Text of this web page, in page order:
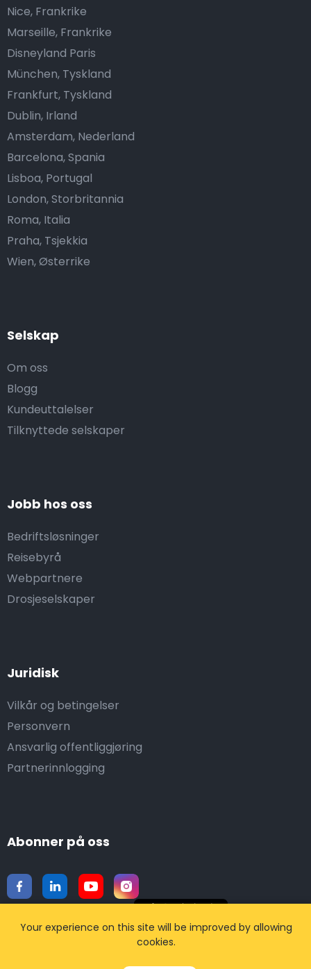
Selskap
Om oss
Blogg
Kundeuttalelser
Tilknyttede selskaper
Jobb hos oss
Bedriftsløsninger
Reisebyrå
Webpartnere
Drosjeselskaper
Juridisk
Vilkår og betingelser
Personvern
Ansvarlig offentliggjøring
Partnerinnlogging
Nice, Frankrike
Marseille, Frankrike
Disneyland Paris
München, Tyskland
Frankfurt, Tyskland
Dublin, Irland
Amsterdam, Nederland
Barcelona, Spania
Lisboa, Portugal
London, Storbritannia
Roma, Italia
Praha, Tsjekkia
Wien, Østerrike
Abonner på oss
Last ned mobilappen vår
Your experience on this site will be improved by allowing
cookies.